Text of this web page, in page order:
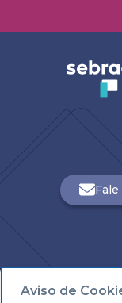
Fale
Aviso de